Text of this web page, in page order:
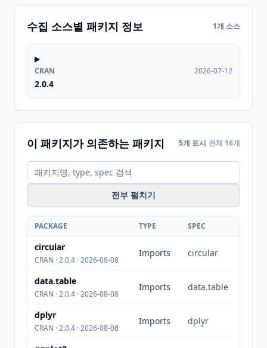
수집 소스별 패키지 정보 1개 소스
CRAN
2.0.4
2026-07-12
이 패키지가 의존하는 패키지 5개 표시 전체 16개
전부 펼치기
PACKAGE TYPE SPEC
circular
CRAN · 2.0.4 · 2026-08-08
Imports circular
data.table
CRAN · 2.0.4 · 2026-08-08
Imports data.table
dplyr
CRAN · 2.0.4 · 2026-08-08
Imports dplyr